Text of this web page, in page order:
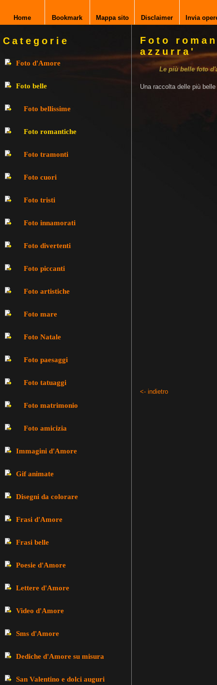
Home Bookmark Mappa sito Disclaimer Invia
Categorie
Foto d'Amore
Foto belle
Foto bellissime
Foto romantiche
Foto tramonti
Foto cuori
Foto tristi
Foto innamorati
Foto divertenti
Foto piccanti
Foto artistiche
Foto mare
Foto Natale
Foto paesaggi
Foto tatuaggi
Foto matrimonio
Foto amicizia
Immagini d'Amore
Gif animate
Disegni da colorare
Frasi d'Amore
Frasi belle
Poesie d'Amore
Lettere d'Amore
Video d'Amore
Sms d'Amore
Dediche d'Amore su misura
San Valentino e dolci auguri
Foto
azzurra'
Le più belle foto
Una raccolta delle più
<- indietro